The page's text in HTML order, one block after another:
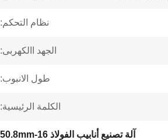
نظام التحكم:
الجهد االكهربى:
طول الانبوب:
الكلمة الرئيسية:
آلة تصنيع أنابيب الفولاذ 16-50.8mm